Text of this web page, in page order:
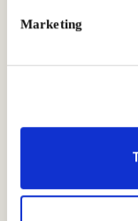
Marketing